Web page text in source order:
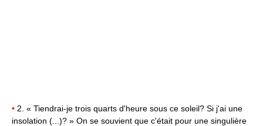
• 2. « Tiendrai-je trois quarts d'heure sous ce soleil? Si j'ai une
insolation (...)? » On se souvient que c'était pour une singulière